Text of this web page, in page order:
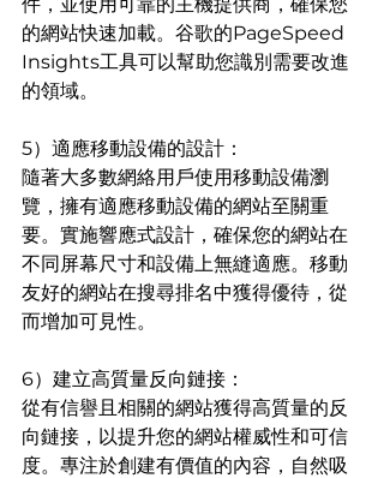
的網站快速加載。谷歌的PageSpeed
Insights工具可以幫助您識別需要改進
的領域。
5）適應移動設備的設計：
隨著大多數網絡用戶使用移動設備瀏
覽，擁有適應移動設備的網站至關重
要。實施響應式設計，確保您的網站在
不同屏幕尺寸和設備上無縫適應。移動
友好的網站在搜尋排名中獲得優待，從
而增加可見性。
6）建立高質量反向鏈接：
從有信譽且相關的網站獲得高質量的反
向鏈接，以提升您的網站權威性和可信
度。專注於創建有價值的內容，自然吸